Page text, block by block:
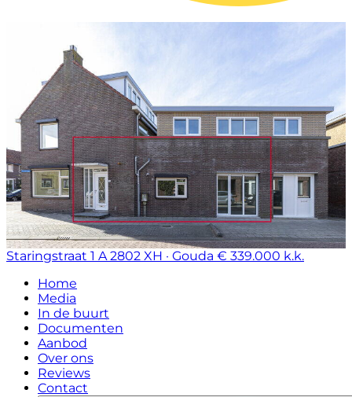
Staringstraat 1 A 2802 XH · Gouda € 339.000 k.k.
Home
Media
In de buurt
Documenten
Aanbod
Over ons
Reviews
Contact